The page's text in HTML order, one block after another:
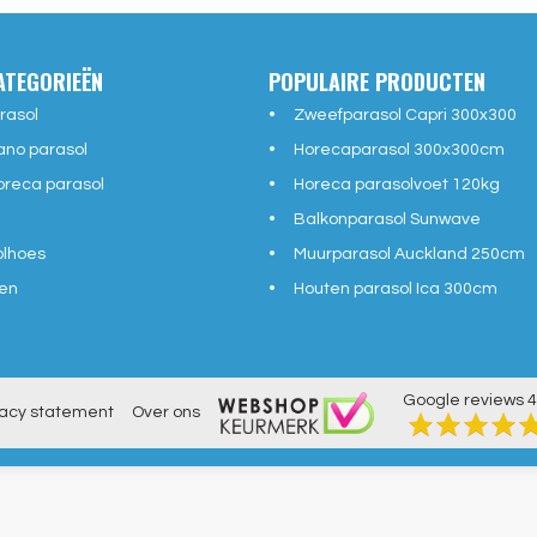
parasol
parasol
POPULAIRE PRODUCTEN
Zweefparasol Capri 300x300
Horecaparasol 300x300cm
Horeca parasolvoet 120kg
Balkonparasol Sunwave
Muurparasol Auckland 250cm
Houten parasol Ica 300cm
statement Over ons
Google reviews